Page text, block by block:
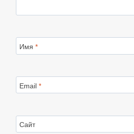
Имя *
Email *
Сайт